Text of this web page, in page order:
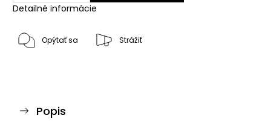
Detailné informácie
Opýtať sa Strážiť
Popis